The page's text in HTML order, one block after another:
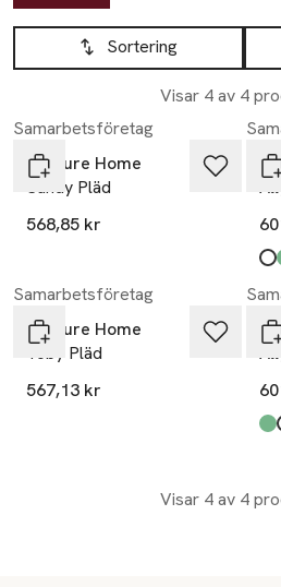
Hoppa till produktsidan
Sortering
Visar 4 av 4
Lista över produkter
Samarbetsföretag
Venture Home
Sandy Pläd
568,85 kr
Samarbetsföretag
Venture Home
Toby Pläd
567,13 kr
Visar 4 av 4